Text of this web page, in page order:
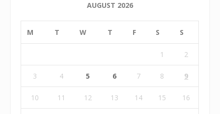
AUGUST 2026
M T W T F S S
1 2
3 4 5 6 7 8 9
10 11 12 13 14 15 16